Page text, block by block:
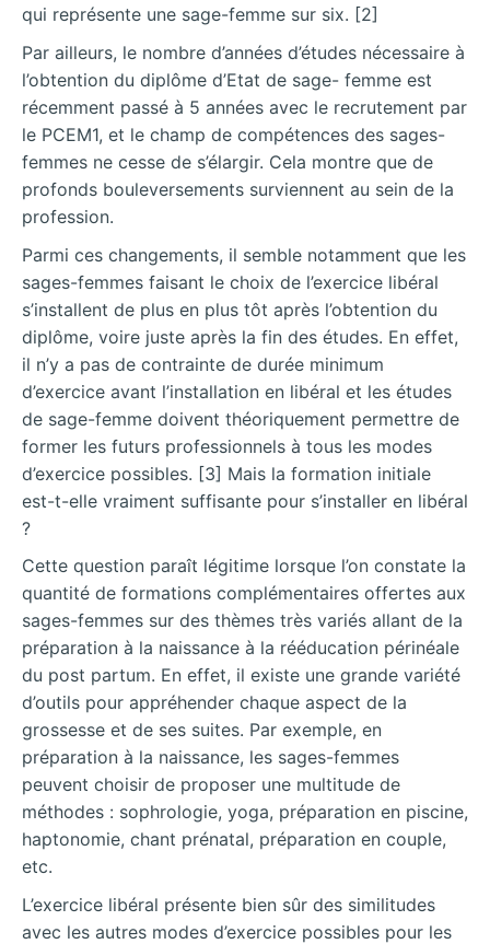
qui représente une sage-femme sur six. [2]
Par ailleurs, le nombre d’années d’études nécessaire à
l’obtention du diplôme d’Etat de sage- femme est
récemment passé à 5 années avec le recrutement par
le PCEM1, et le champ de compétences des sages-
femmes ne cesse de s’élargir. Cela montre que de
profonds bouleversements surviennent au sein de la
profession.
Parmi ces changements, il semble notamment que les
sages-femmes faisant le choix de l’exercice libéral
s’installent de plus en plus tôt après l’obtention du
diplôme, voire juste après la fin des études. En effet,
il n’y a pas de contrainte de durée minimum
d’exercice avant l’installation en libéral et les études
de sage-femme doivent théoriquement permettre de
former les futurs professionnels à tous les modes
d’exercice possibles. [3] Mais la formation initiale
est-t-elle vraiment suffisante pour s’installer en libéral
?
Cette question paraît légitime lorsque l’on constate la
quantité de formations complémentaires offertes aux
sages-femmes sur des thèmes très variés allant de la
préparation à la naissance à la rééducation périnéale
du post partum. En effet, il existe une grande variété
d’outils pour appréhender chaque aspect de la
grossesse et de ses suites. Par exemple, en
préparation à la naissance, les sages-femmes
peuvent choisir de proposer une multitude de
méthodes : sophrologie, yoga, préparation en piscine,
haptonomie, chant prénatal, préparation en couple,
etc.
L’exercice libéral présente bien sûr des similitudes
avec les autres modes d’exercice possibles pour les